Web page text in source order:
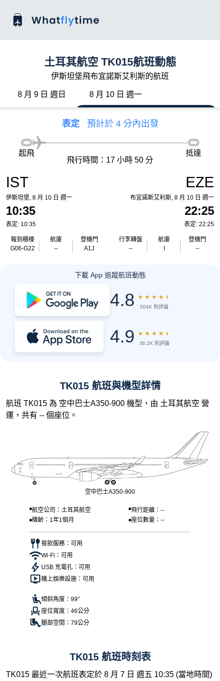
土耳其航空 TK015航班動態
伊斯坦堡飛布宜諾斯艾利斯的航班
8 月 9 日 週日 8 月 10 日 週一
表定 預計於 4 分內出發
IST
伊斯坦堡, 8 月 10 日 週一
10:35
表定: 10:35
報到櫃檯
G06-G22
航廈
--
登機門
A1J
起飛
飛行時間：17 小時 50 分
抵達
EZE
布宜諾斯艾利斯, 8 月 10 日 週一
22:25
表定: 22:25
行李轉盤
--
航廈
登機門
--
下載 App 追蹤航班動態
4.8 ★ ★ ★ ★ ★
504K 則評論
4.9 ★ ★ ★ ★ ★
36.2K 則評論
TK015 航班與機型詳情
航班 TK015 為 空中巴士A350-900 機型，由 土耳其航空 營
運，共有 -- 個座位。
空中巴士A350-900
航空公司：土耳其航空
飛行距離：--
機齡：1年1個月
座位數量：--
餐飲服務：可用
Wi-Fi：可用
USB 充電孔：可用
機上娛樂設施：可用
傾斜角度：99°
座位寬度：46公分
腿部空間：79公分
TK015 航班時刻表
TK015 最近一次航班表定於 8 月 7 日 週五 10:35 (當地時間)